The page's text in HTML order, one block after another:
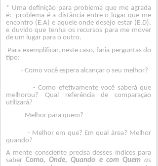
* Uma definição para problema que me agrada
é: problema é a distância entre o lugar que me
encontro (E.A) e aquele onde desejo estar (E.D),
e duvido que tenha os recursos para me mover
de um lugar para o outro.
Para exemplificar, neste caso, faria perguntas do
tipo:
- Como você espera alcançar o seu melhor?
- Como efetivamente você saberá que
melhorou? Qual referência de comparação
utilizará?
- Melhor para quem?
- Melhor em que? Em qual área? Melhor
quando?
A mente consciente precisa desses índices para
saberComo, Onde, Quando e com Quemas